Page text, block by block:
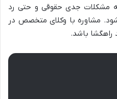
مشکلات جدی حقوقی و حتی رد
مشاوره با وکلای متخصص در
راهگشا باشد.